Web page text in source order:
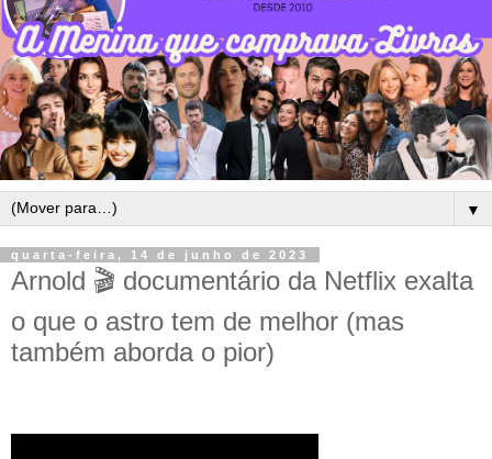
▼
quarta-feira, 14 de junho de 2023
Arnold 🎬 documentário da Netflix exalta
o que o astro tem de melhor (mas
também aborda o pior)